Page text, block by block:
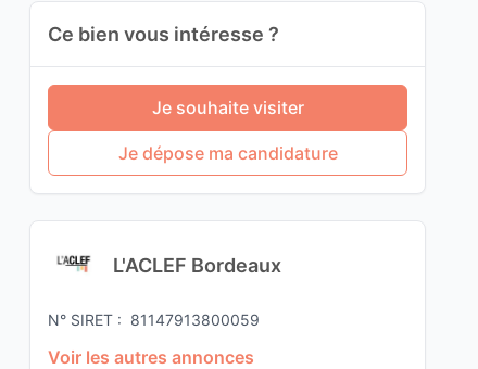
Ce bien vous intéresse ?
Je souhaite visiter
Je dépose ma candidature
L'ACLEF Bordeaux
N° SIRET : 81147913800059
Voir les autres annonces